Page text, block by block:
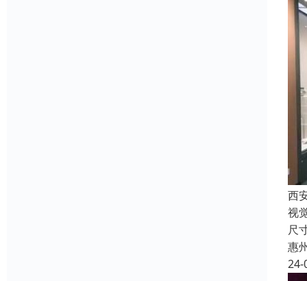
西
视
尺
惠
24-